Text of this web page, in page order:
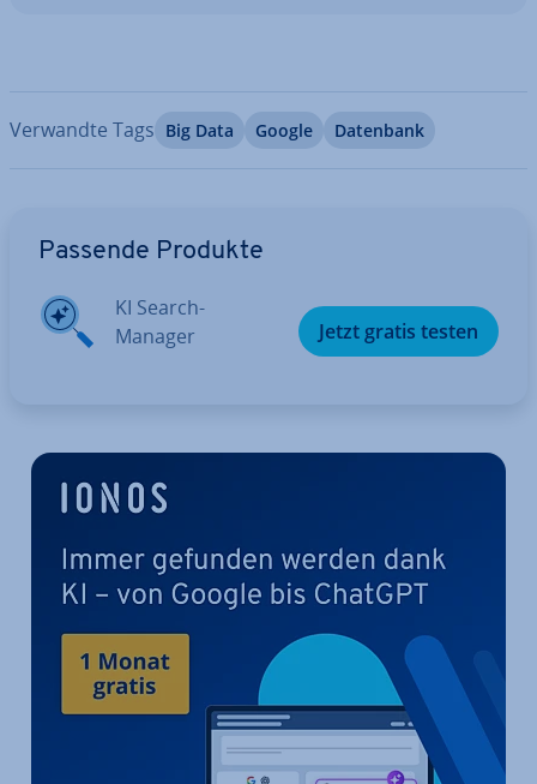
Verwandte Tags Big Data Google Datenbank
Passende Produkte
KI Search-
Manager
Jetzt gratis testen